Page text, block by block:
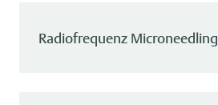
Radiofrequenz Microneedling